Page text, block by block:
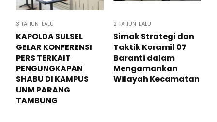
3 TAHUN LALU
KAPOLDA SULSEL
GELAR KONFERENSI
PERS TERKAIT
PENGUNGKAPAN
SHABU DI KAMPUS
UNM PARANG
TAMBUNG
2 TAHUN LALU
Simak Strategi dan
Taktik Koramil 07
Baranti dalam
Mengamankan
Wilayah Kecamatan